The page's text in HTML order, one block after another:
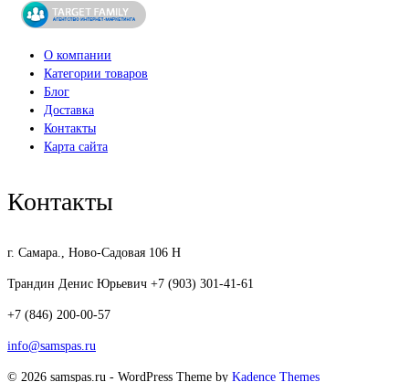
О компании
Категории товаров
Блог
Доставка
Контакты
Карта сайта
Контакты
г. Самара., Ново-Садовая 106 Н
Трандин Денис Юрьевич +7 (903) 301-41-61
+7 (846) 200-00-57
info@samspas.ru
© 2026 samspas.ru - WordPress Theme by Kadence Themes